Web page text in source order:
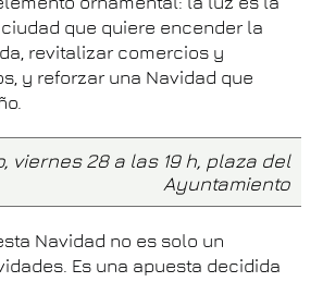
que quiere encender la
revitalizar comercios y
y reforzar una Navidad que
viernes 28 a las 19 h, plaza del
Ayuntamiento
Navidad no es solo un
Es una apuesta decidida